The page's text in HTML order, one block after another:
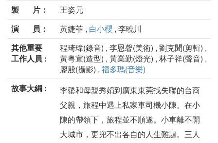
製 片：
王姿元
演 員：
黃婕菲 , 白小櫻 , 李曉川
其他重要
工作人員 :
程琦瑋(錄音) , 李恩馨(美術) , 劉克聞(剪輯) ,
黃粵宣(造型) , 黃業勤(燈光) , 林子祥(聲音) ,
廖殷(攝影) , 福多瑪(音樂)
故事大綱 :
李罄和母親秀娟到廣東東莞找失聯的台商
父親，旅程中遇上私家車司機小陳。在小
陳的帶領下，旅程並不順遂。小車離不開
大城市，更兜不出各自的人生難題。三人